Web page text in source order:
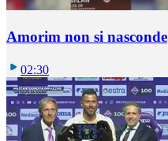
Amorim non si nasconde
02:30